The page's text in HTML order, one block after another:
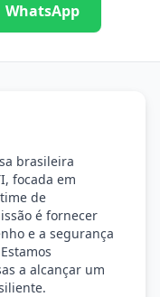
WhatsApp
brasileira
focada em
de
é fornecer
e a segurança
a alcançar um